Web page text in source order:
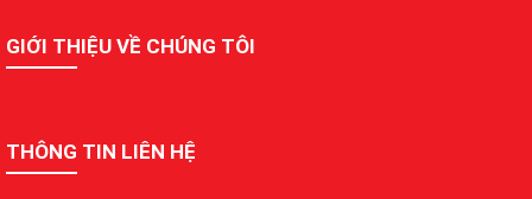
GIỚI THIỆU VỀ CHÚNG TÔI
THÔNG TIN LIÊN HỆ